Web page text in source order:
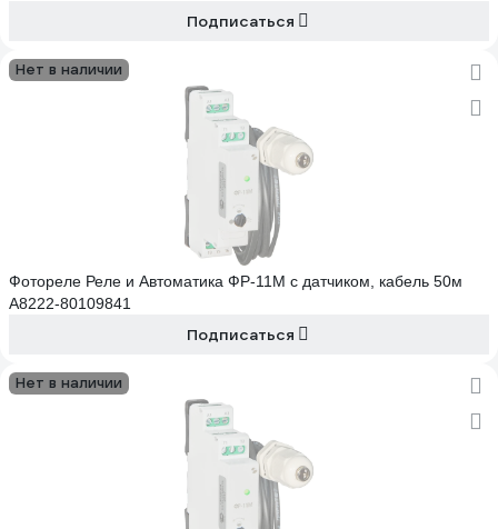
Подписаться
Нет в наличии
Фотореле Реле и Автоматика ФР-11М с датчиком, кабель 50м
A8222-80109841
Подписаться
Нет в наличии